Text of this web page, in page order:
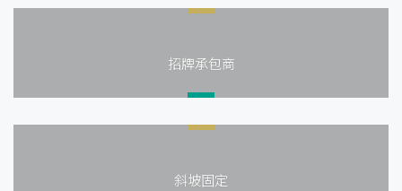
招牌承包商
斜坡固定